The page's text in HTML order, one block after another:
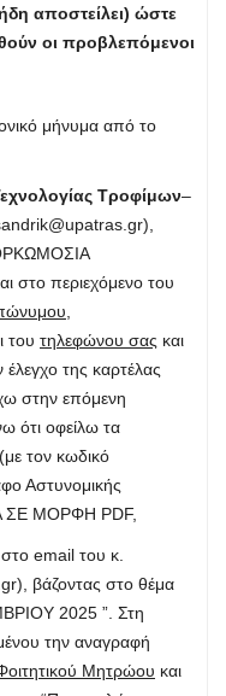
αποστείλει) ώστε
οι προβλεπόμενοι
μήνυμα από το
Τροφίμων–
),
στο περιεχόμενο του
,
του τηλεφώνου σας και
της καρτέλας
στην επόμενη
ότι οφείλω τα
τον κωδικό
Αστυνομικής
ΣΕ ΜΟΡΦΗ PDF,
email του κ.
), βάζοντας στο θέμα
2025 ”. Στη
την αναγραφή
Μητρώου και